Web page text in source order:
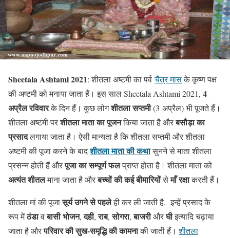
Sheetala Ashtami 2021: शीतला अष्टमी का पर्वचैत्र मासके कृष्ण पक्ष
की अष्टमी को मनाया जाता हैं। इस साल Sheetala Ashtami 2021, 4
अप्रैल रविवारके दिन हैं। कुछ लोगशीतला सप्तमी(3 अप्रैल) भी पूजते हैं।
शीतला अष्टमी परशीतला माता का पूजनकिया जाता है औरबसौड़ा का
प्रसादलगाया जाता है। ऐसी मान्यता है कि शीतला सप्तमी और शीतला
अष्टमी की पूजा करने के बादशीतला माता की कथासुनने से माता शीतला
प्रसन्न होती हैं औरपूजा का सम्पूर्ण फलप्राप्त होता है। शीतला माता को
अत्यंत शीतलमाना जाता है औरबच्चों की कई बीमारियोंसेमाँ रक्षाकरती हैं।
शीतला मां की पूजासूर्य उगने से पहलेही कर ली जाती है, इन्‍हें प्रसाद के
रूप मेंठंडावबासी भोजन,दही,राब,सोगरा,बाजरीऔरघीइत्यादि चढ़ाया
जाता है औरपरिवार की सुख-समृद्धि की कामनाकी जाती हैं।शीतला